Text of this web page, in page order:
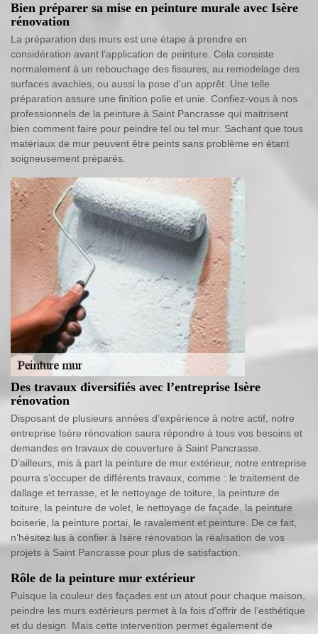
Bien préparer sa mise en peinture murale avec Isère
rénovation
La préparation des murs est une étape à prendre en
considération avant l’application de peinture. Cela consiste
normalement à un rebouchage des fissures, au remodelage des
surfaces avachies, ou aussi la pose d'un apprêt. Une telle
préparation assure une finition polie et unie. Confiez-vous à nos
professionnels de la peinture à Saint Pancrasse qui maitrisent
bien comment faire pour peindre tel ou tel mur. Sachant que tous
matériaux de mur peuvent être peints sans problème en étant
soigneusement préparés.
Des travaux diversifiés avec l’entreprise Isère
rénovation
Disposant de plusieurs années d’expérience à notre actif, notre
entreprise Isère rénovation saura répondre à tous vos besoins et
demandes en travaux de couverture à Saint Pancrasse.
D’ailleurs, mis à part la peinture de mur extérieur, notre entreprise
pourra s’occuper de différents travaux, comme : le traitement de
dallage et terrasse, et le nettoyage de toiture, la peinture de
toiture, la peinture de volet, le nettoyage de façade, la peinture
boiserie, la peinture portai, le ravalement et peinture. De ce fait,
n’hésitez lus à confier à Isère rénovation la réalisation de vos
projets à Saint Pancrasse pour plus de satisfaction.
Rôle de la peinture mur extérieur
Puisque la couleur des façades est un atout pour chaque maison,
peindre les murs extérieurs permet à la fois d’offrir de l’esthétique
et du design. Mais cette intervention permet également de